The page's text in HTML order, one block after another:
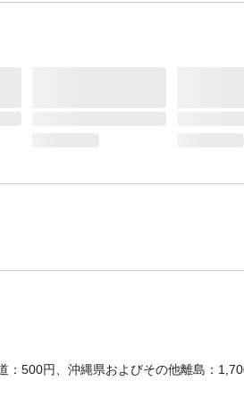
500円、沖縄県およびその他離島：